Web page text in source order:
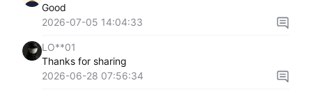
Good
2026-07-05 14:04:33
LO**01
Thanks for sharing
2026-06-28 07:56:34